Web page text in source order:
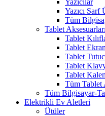
Yazıcılar
Yazıcı Sarf
Tüm
Tablet Aksesuarları
Tablet
Tablet
Tablet
Tablet
Tablet
Tüm Tablet
Tüm Bilgisayar-
Elektrikli Ev Aletleri
Ütüler